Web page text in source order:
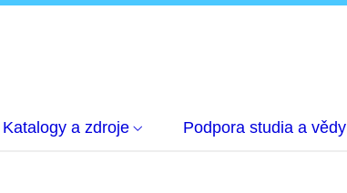
Katalogy a zdroje Podpora studia a vědy